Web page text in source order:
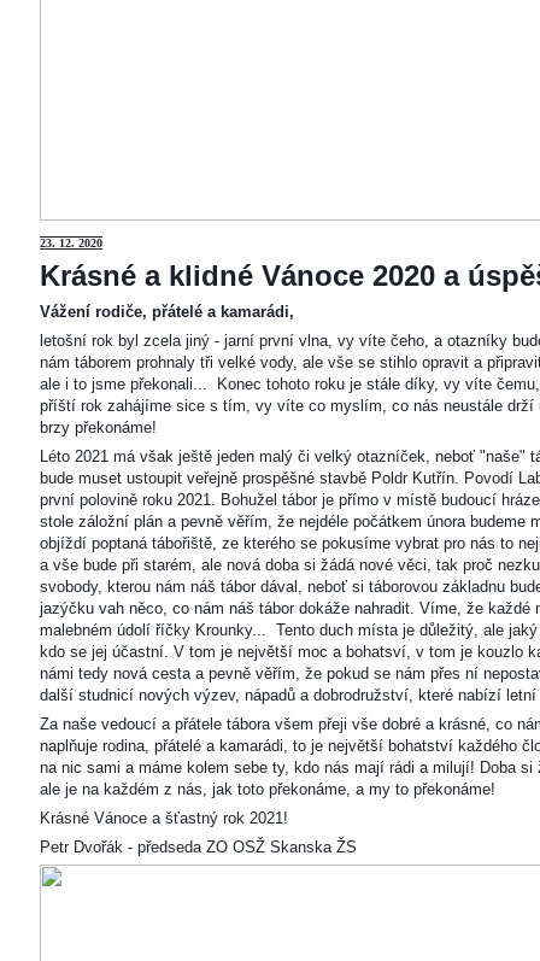
23. 12. 2020
Krásné a klidné Vánoce 2020 a
Vážení rodiče, přátelé a kamarádi,
letošní rok byl zcela jiný - jarní první vlna, vy víte čeho, a otazníky
nám táborem prohnaly tři velké vody, ale vše se stihlo opravit a
ale i to jsme překonali... Konec tohoto roku je stále díky, vy víte
příští rok zahájíme sice s tím, vy víte co myslím, co nás neustále
brzy překonáme!
Léto 2021 má však ještě jeden malý či velký otazníček, neboť "naše"
bude muset ustoupit veřejně prospěšné stavbě Poldr Kutřín. Povodí
první polovině roku 2021. Bohužel tábor je přímo v místě budoucí
stole záložní plán a pevně věřím, že nejdéle počátkem února
objíždí poptaná tábořiště, ze kterého se pokusíme vybrat pro nás to
a vše bude při starém, ale nová doba si žádá nové věci, tak proč
svobody, kterou nám náš tábor dával, neboť si táborovou základnu
jazýčku vah něco, co nám náš tábor dokáže nahradit. Víme, že
malebném údolí říčky Krounky... Tento duch místa je důležitý, ale
kdo se jej účastní. V tom je největší moc a bohatsví, v tom je kouzlo
námi tedy nová cesta a pevně věřím, že pokud se nám přes ní
další studnicí nových výzev, nápadů a dobrodružství, které nabízí letní
Za naše vedoucí a přátele tábora všem přeji vše dobré a krásné, co
naplňuje rodina, přátelé a kamarádi, to je největší bohatství každého
na nic sami a máme kolem sebe ty, kdo nás mají rádi a milují! Doba
ale je na každém z nás, jak toto překonáme, a my to překonáme!
Krásné Vánoce a šťastný rok 2021!
Petr Dvořák - předseda ZO OSŽ Skanska ŽS